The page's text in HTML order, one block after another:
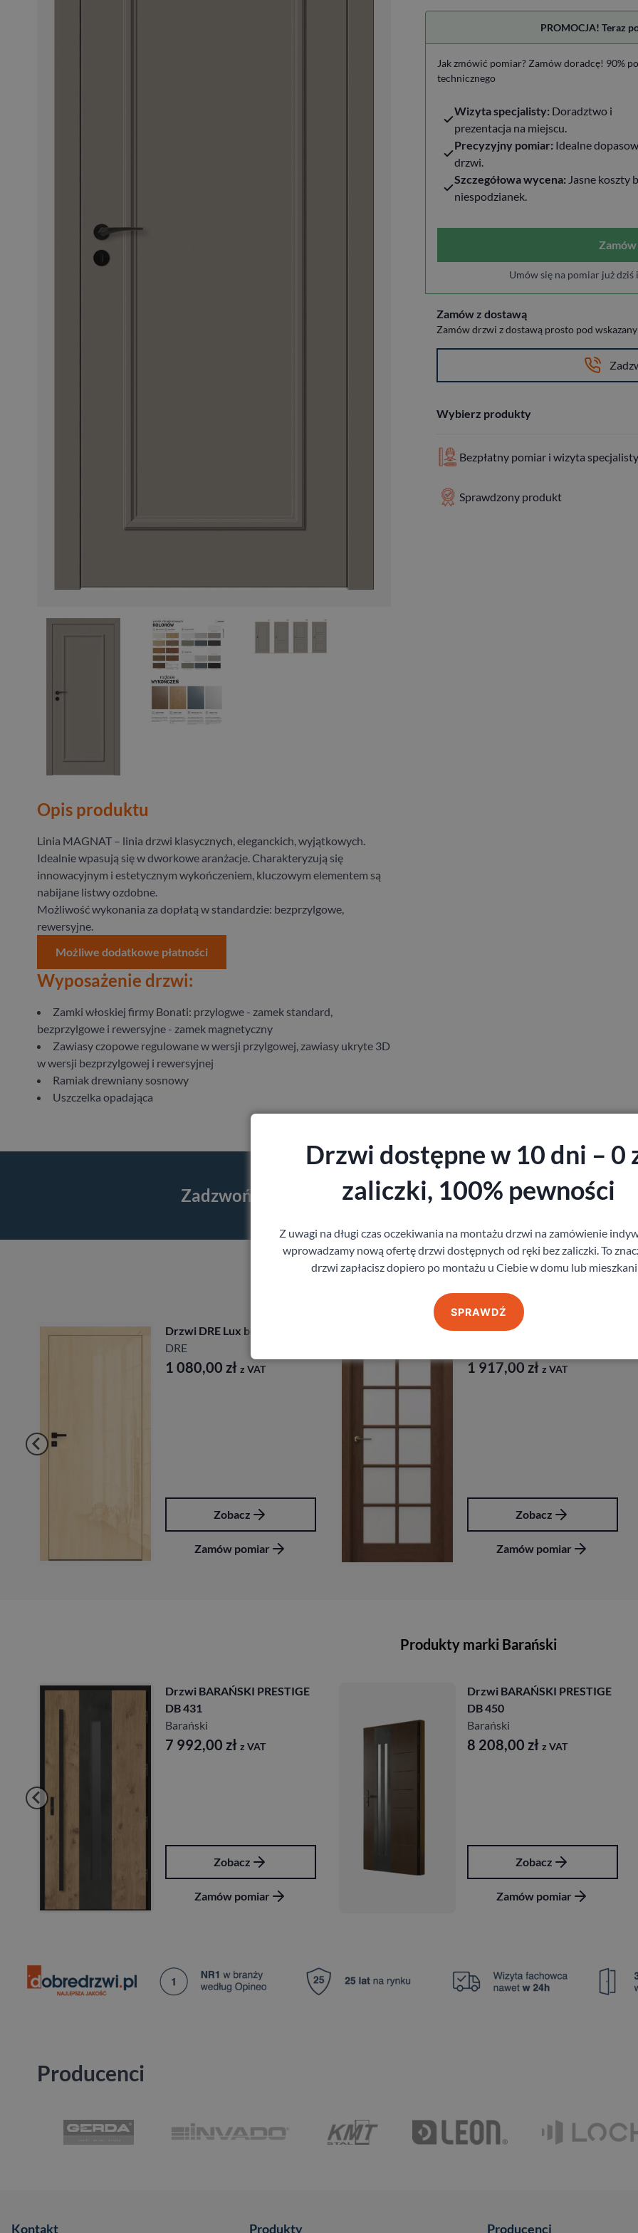
Opis produktu
Linia MAGNAT – linia drzwi klasycznych, eleganckich, wyjątkowych.
Idealnie wpasują się w dworkowe aranżacje. Charakteryzują się
innowacyjnym i estetycznym wykończeniem, kluczowym elementem są
nabijane listwy ozdobne.
Możliwość wykonania za dopłatą w standardzie: bezprzylgowe,
rewersyjne.
Możliwe dodatkowe płatności
Wyposażenie drzwi:
Zamki włoskiej firmy Bonati: przylogwe - zamek standard,
bezprzylgowe i rewersyjne - zamek magnetyczny
Zawiasy czopowe regulowane w wersji przylgowej, zawiasy ukryte 3D
w wersji bezprzylgowej i rewersyjnej
Ramiak drewniany sosnowy
Uszczelka opadająca
PROMOCJA! Teraz
Jak zmówić pomiar? Zamów doradcę! 90%
technicznego
Wizyta specjalisty: Doradztwo i
prezentacja na miejscu.
Precyzyjny pomiar: Idealne
drzwi.
Szczegółowa wycena: Jasne koszty
niespodzianek.
Umów się na pomiar już
Zamów z dostawą
Zamów drzwi z dostawą prosto pod
Wybierz produkty
Bezpłatny pomiar i wizyta specjalisty
Sprawdzony produkt
Zadzwoń i skorzystaj z pomocy Doradcy przy wyborze drzwi
Drzwi DRE Lux bezprzylgowe
DRE
1 080,00 zł z VAT
Zobacz
Zamów pomiar
Drzwi Porta Cordoba
1 917,00 zł z VAT
Zobacz
Zamów pomiar
Produkty marki Barański
Drzwi BARAŃSKI PRESTIGE
DB 431
Barański
7 992,00 zł z VAT
Zobacz
Zamów pomiar
Drzwi BARAŃSKI PRESTIGE
DB 450
Barański
8 208,00 zł z VAT
Zobacz
Zamów pomiar
Producenci
Kontakt Produkty Producenci
Drzwi dostępne w 10 dni – 0
zaliczki, 100% pewności
Z uwagi na długi czas oczekiwania na montażu drzwi na zamówienie
wprowadzamy nową ofertę drzwi dostępnych od ręki bez zaliczki. To
drzwi zapłacisz dopiero po montażu u Ciebie w domu lub
SPRAWDŹ